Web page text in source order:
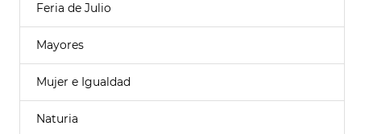
Feria de Julio
Mayores
Mujer e Igualdad
Naturia